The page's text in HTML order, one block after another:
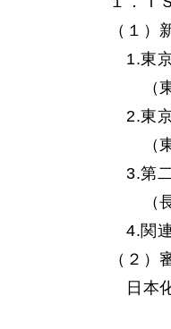
（１）
1.東
（東
2.東京
（東
3.第
（長
4.関連
（２）
日本